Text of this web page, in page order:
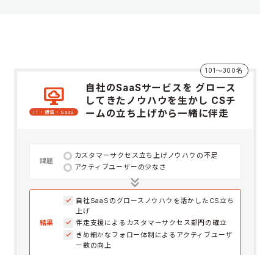
101〜300名
desktop_cloud
IT・通信・SaaS
自社のSaaSサービスを グロース
してきたノウハウを生かし CSチ
ームの立ち上げから一緒に伴走
課題
カスタマーサクセス立ち上げノウハウの不足
アクティブユーザーの少なさ
結果
自社SaaSのグロースノウハウを活かしたCS立ち
上げ
伴走支援によるカスタマーサクセス部門の確立
きめ細かなフォロー体制によるアクティブユーザ
ー数の向上